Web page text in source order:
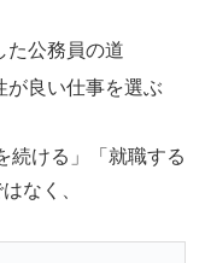
た公務員の道
が良い仕事を選ぶ
続ける」「就職する
なく、